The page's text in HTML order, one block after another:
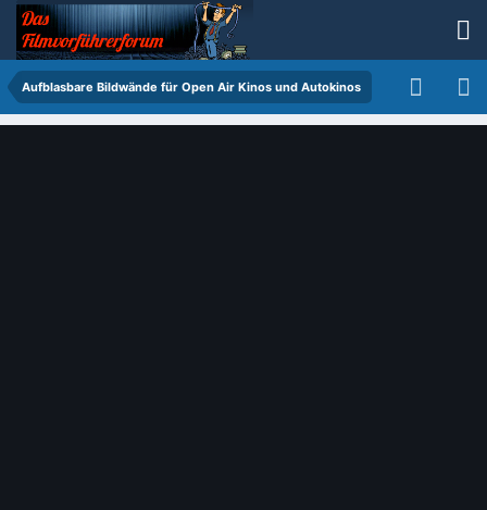
Aufblasbare Bildwände für Open Air Kinos und Autokinos